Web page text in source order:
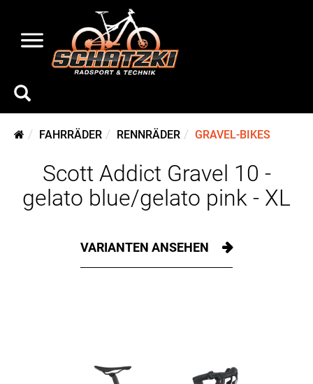
FAHRRÄDER RENNRÄDER GRAVEL-BIKES
Scott Addict Gravel 10 -
gelato blue/gelato pink - XL
VARIANTEN ANSEHEN